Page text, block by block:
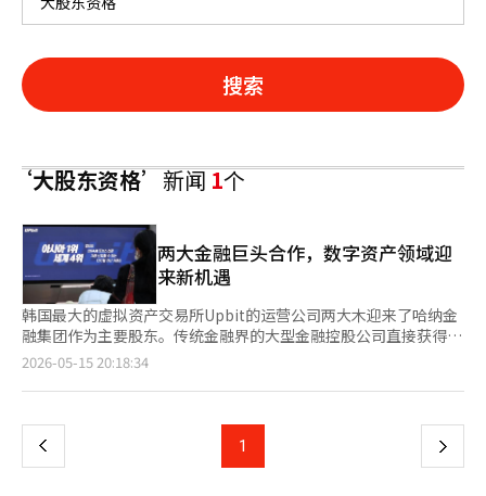
搜索
‘大股东资格’新闻1个
两大金融巨头合作，数字资产领域迎
来新机遇
韩国最大的虚拟资产交易所Upbit的运营公司两大木迎来了哈纳金
融集团作为主要股东。传统金融界的大型金融控股公司直接获得两
大木的股份，使得两大木在虚拟资产交易所的基础上，能够扩展为
事会决议，以约1兆33亿韩元收购卡카오投资持有的两大木228万
木的第四大股东，继宋致亨两大木董事长、金亨年副会长和我们技
2026-05-15 20:18:34
上
页
1 下